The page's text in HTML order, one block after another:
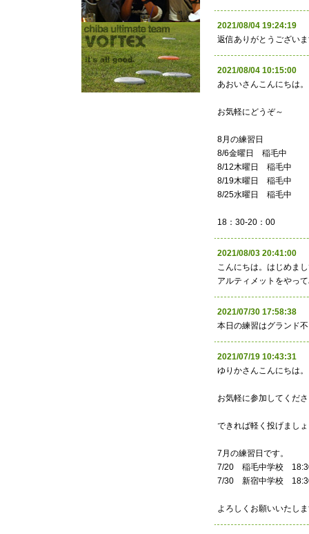
2021/08/04 19:24:19
返信ありがとうござい
2021/08/04 10:15:00
あおいさんこんにちは。
お気軽にどうぞ～
8月の練習日
8/6金曜日 稲毛中
8/12木曜日 稲毛中
8/19木曜日 稲毛中
8/25水曜日 稲毛中
18：30-20：00
2021/08/03 20:41:00
こんにちは。はじめま
アルティメットをやっ
2021/07/30 17:58:38
本日の練習はグランド
2021/07/19 10:43:31
ゆりかさんこんにちは。
お気軽に参加してくだ
できれば軽く投げまし
7月の練習日です。
7/20 稲毛中学校
7/30 新宿中学校
よろしくお願いいたし